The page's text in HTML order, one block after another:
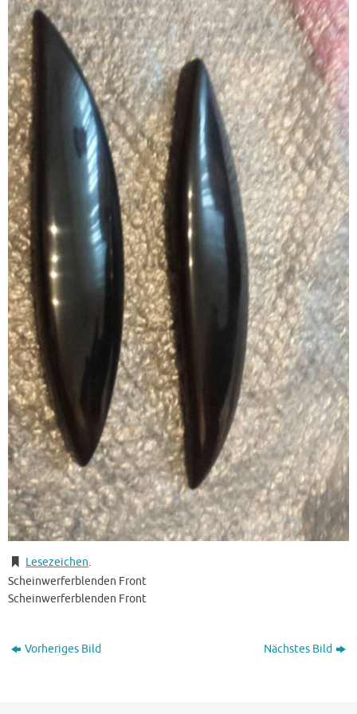
Lesezeichen.
Scheinwerferblenden Front
Scheinwerferblenden Front
Vorheriges Bild Nächstes Bild